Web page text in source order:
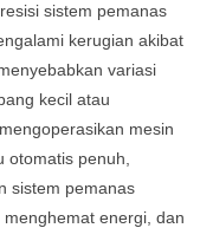
sistem pemanas
kerugian akibat
variasi
kecil atau
mesin
otomatis penuh,
sistem pemanas
energi, dan